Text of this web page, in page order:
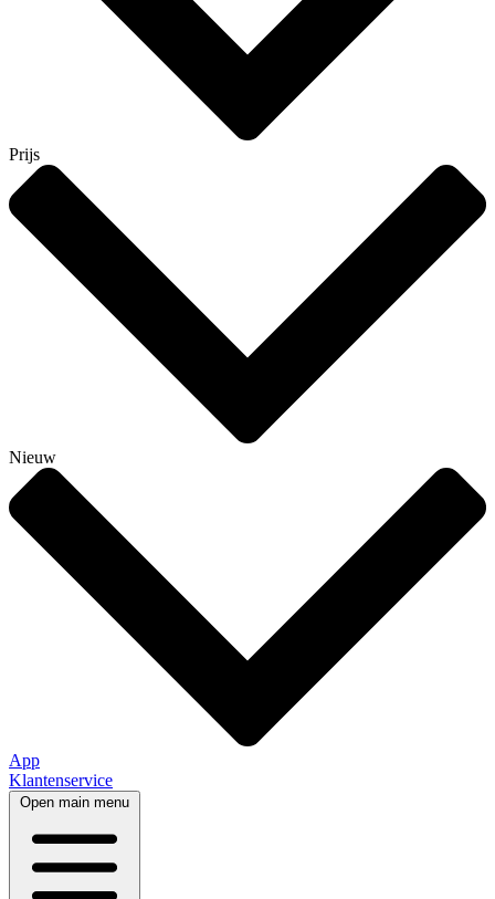
Prijs
Nieuw
App
Klantenservice
Open main menu